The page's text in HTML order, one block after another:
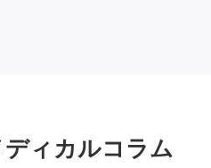
ィカルコラム